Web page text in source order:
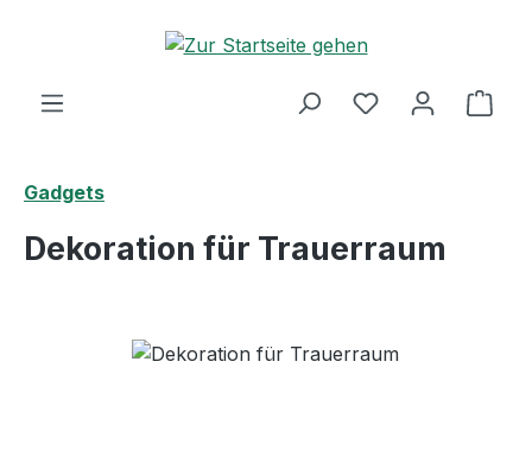
Zum Hauptinhalt springen
Gadgets
Dekoration für Trauerraum
Bildergalerie überspringen